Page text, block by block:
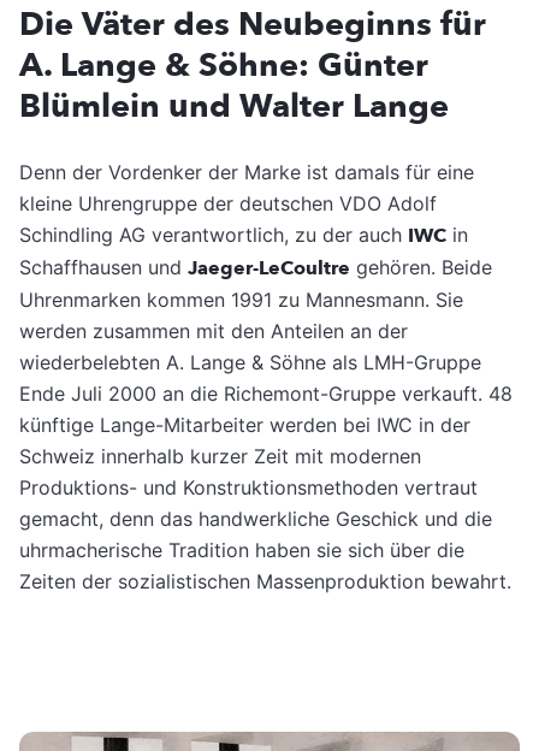
Die Väter des Neubeginns für
A. Lange & Söhne: Günter
Blümlein und Walter Lange
Denn der Vordenker der Marke ist damals für eine
kleine Uhrengruppe der deutschen VDO Adolf
Schindling AG verantwortlich, zu der auch IWC in
Schaffhausen und Jaeger-LeCoultre gehören. Beide
Uhrenmarken kommen 1991 zu Mannesmann. Sie
werden zusammen mit den Anteilen an der
wiederbelebten A. Lange & Söhne als LMH-Gruppe
Ende Juli 2000 an die Richemont-Gruppe verkauft. 48
künftige Lange-Mitarbeiter werden bei IWC in der
Schweiz innerhalb kurzer Zeit mit modernen
Produktions- und Konstruktionsmethoden vertraut
gemacht, denn das handwerkliche Geschick und die
uhrmacherische Tradition haben sie sich über die
Zeiten der sozialistischen Massenproduktion bewahrt.